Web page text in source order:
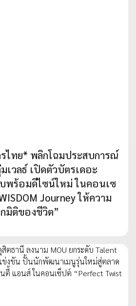
ไทย* พลิกโฉมประสบการณ์
เวลธ์ เปิดตัวบัตรเดอะ
พร้อมดีไซน์ใหม่ ในคอนเซ
Journey ให้ความ
มิติของชีวิต”